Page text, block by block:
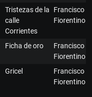
Tristezas de la
calle
Corrientes
Francisco
Fiorentino
Ficha de oro
Francisco
Fiorentino
Gricel
Francisco
Fiorentino